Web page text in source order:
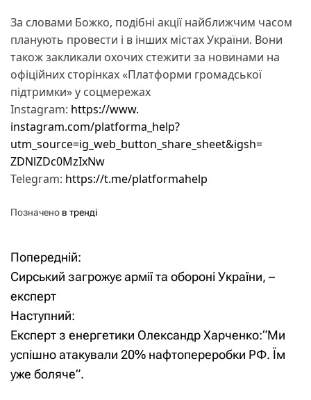
За словами Божко, подібні акції найближчим часом
планують провести і в інших містах України. Вони
також закликали охочих стежити за новинами на
офіційних сторінках «Платформи громадської
підтримки» у соцмережах
Instagram: https://www.
instagram.com/platforma_help?
utm_source=ig_web_button_ share_sheet&igsh=
ZDNlZDc0MzIxNw
Telegram: https://t.me/platformahelp
Позначено в тренді
Н
а
в
і
г
Попередній:
Сирський загрожує армії та обороні України, –
експерт
Наступний:
Експерт з енергетики Олександр Харченко:“Ми
успішно атакували 20% нафтопереробки РФ. Їм
уже боляче”.